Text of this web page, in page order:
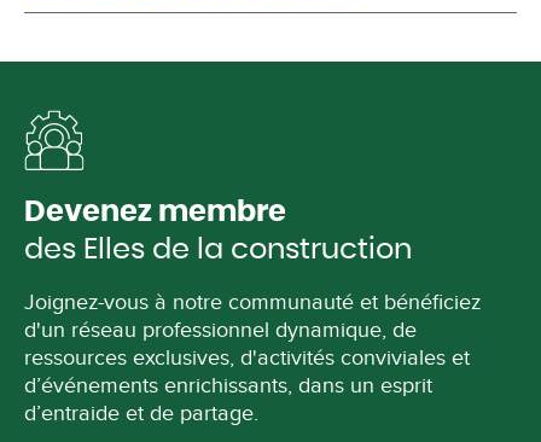
Devenez membre
des Elles de la construction
Joignez-vous à notre communauté et bénéficiez
d'un réseau professionnel dynamique, de
ressources exclusives, d'activités conviviales et
d’événements enrichissants, dans un esprit
d’entraide et de partage.